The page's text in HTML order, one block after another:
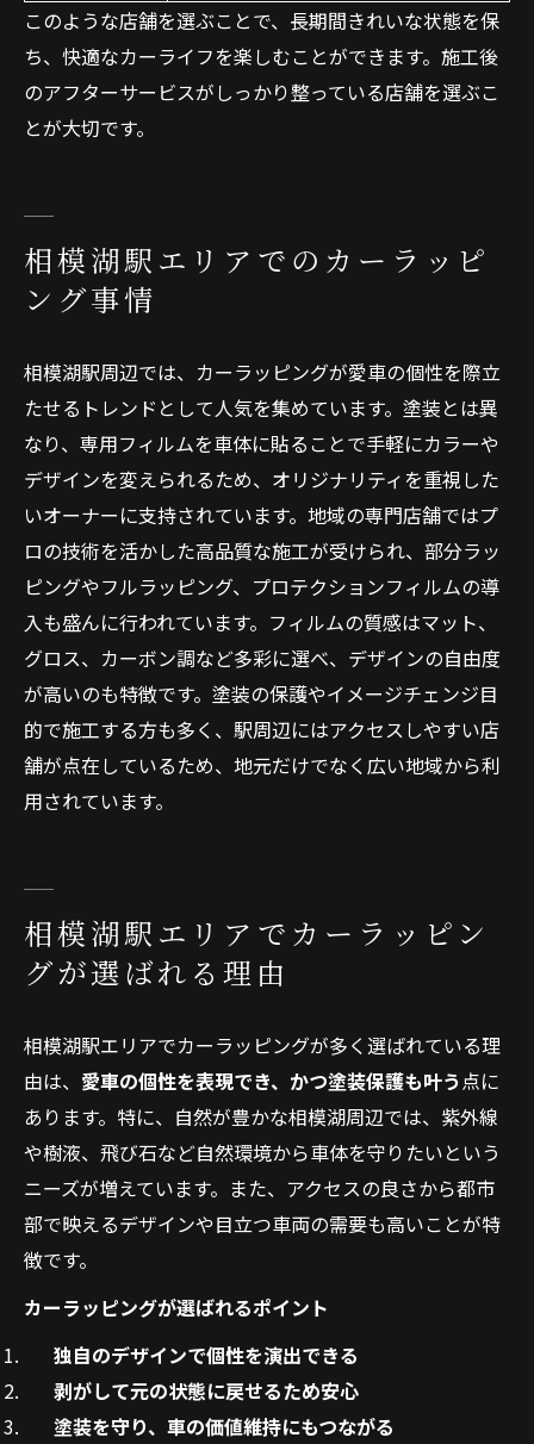
このような店舗を選ぶことで、長期間きれいな状態を保
ち、快適なカーライフを楽しむことができます。施工後
のアフターサービスがしっかり整っている店舗を選ぶこ
とが大切です。
相模湖駅エリアでのカーラッピ
ング事情
相模湖駅周辺では、カーラッピングが愛車の個性を際立
たせるトレンドとして人気を集めています。塗装とは異
なり、専用フィルムを車体に貼ることで手軽にカラーや
デザインを変えられるため、オリジナリティを重視した
いオーナーに支持されています。地域の専門店舗ではプ
ロの技術を活かした高品質な施工が受けられ、部分ラッ
ピングやフルラッピング、プロテクションフィルムの導
入も盛んに行われています。フィルムの質感はマット、
グロス、カーボン調など多彩に選べ、デザインの自由度
が高いのも特徴です。塗装の保護やイメージチェンジ目
的で施工する方も多く、駅周辺にはアクセスしやすい店
舗が点在しているため、地元だけでなく広い地域から利
用されています。
相模湖駅エリアでカーラッピン
グが選ばれる理由
相模湖駅エリアでカーラッピングが多く選ばれている理
由は、 愛車の個性を表現でき、かつ塗装保護も叶う点に
あります。特に、自然が豊かな相模湖周辺では、紫外線
や樹液、飛び石など自然環境から車体を守りたいという
ニーズが増えています。また、アクセスの良さから都市
部で映えるデザインや目立つ車両の需要も高いことが特
徴です。
カーラッピングが選ばれるポイント
独自のデザインで個性を演出できる
剥がして元の状態に戻せるため安心
塗装を守り、車の価値維持にもつながる